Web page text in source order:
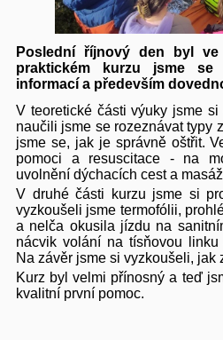
Poslední říjnový den byl
praktickém kurzu jsme
informací a především
V teoretické části výuky jsme
naučili jsme se rozeznávat typy
jsme se, jak je správně oštřit.
pomoci a resuscitace - na
uvolnění dýchacích cest a
V druhé části kurzu jsme si
vyzkoušeli jsme termofólii,
a nelča okusila jízdu na
nácvik volání na tísňovou
Na závěr jsme si vyzkoušeli, jak
Kurz byl velmi přínosný a teď
kvalitní první pomoc.